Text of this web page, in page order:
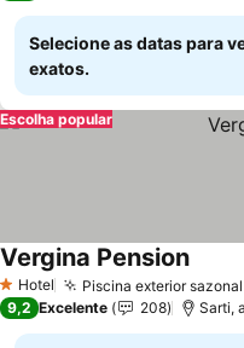
Selecione as datas para
exatos.
Escolha popular
1 Estrelas
Hotel Piscina exterior
Vergina Pension
9,2 Excelente 208 Sarti,